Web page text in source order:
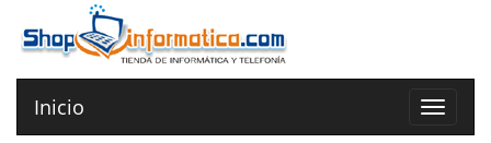
Toggle
Inicio